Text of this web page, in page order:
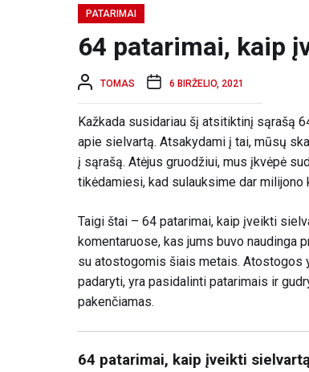
PATARIMAI
64 patarimai, kaip
TOMAS 6 BIRŽELIO, 2021
Kažkada susidariau šį atsitiktinį sąrašą
apie sielvartą. Atsakydami į tai, mūsų
į sąrašą. Atėjus gruodžiui, mus įkvėpė
tikėdamiesi, kad sulauksime dar
Taigi štai – 64 patarimai, kaip įveikti
komentaruose, kas jums buvo naudinga
su atostogomis šiais metais. Atostogos
padaryti, yra pasidalinti patarimais ir
pakenčiamas.
64 patarimai, kaip įveikti